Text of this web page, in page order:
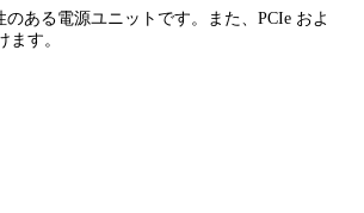
ある電源ユニットです。また、PCIe およ
す。